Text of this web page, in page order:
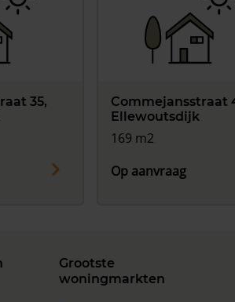
35,
Commejansstraat
Ellewoutsdijk
169 m2
Op aanvraag
Grootste
woningmarkten